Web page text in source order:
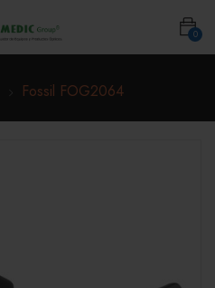
0
Fossil FOG2064